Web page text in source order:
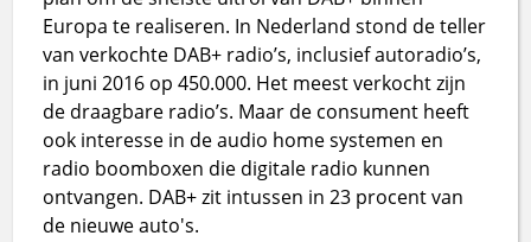
Europa te realiseren. In Nederland stond de teller
van verkochte DAB+ radio’s, inclusief autoradio’s,
in juni 2016 op 450.000. Het meest verkocht zijn
de draagbare radio’s. Maar de consument heeft
ook interesse in de audio home systemen en
radio boomboxen die digitale radio kunnen
ontvangen. DAB+ zit intussen in 23 procent van
de nieuwe auto's.